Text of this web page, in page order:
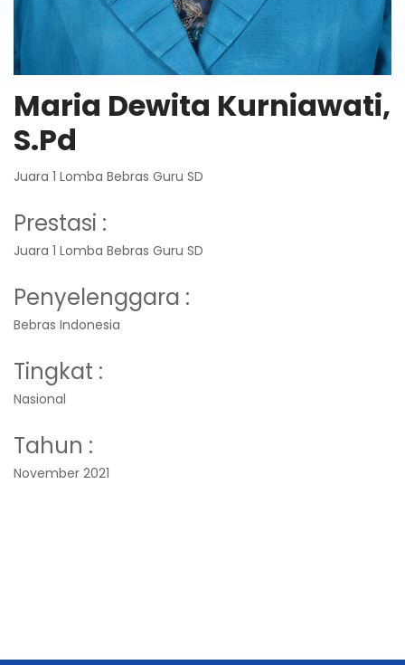
Maria Dewita Kurniawati,
S.Pd
Juara 1 Lomba Bebras Guru SD
Prestasi :
Juara 1 Lomba Bebras Guru SD
Penyelenggara :
Bebras Indonesia
Tingkat :
Nasional
Tahun :
November 2021